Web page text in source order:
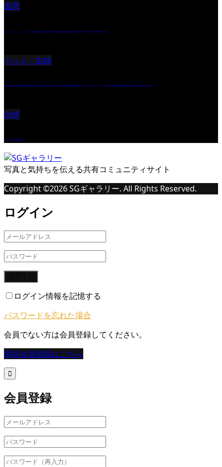
風景
ペット・生物
自然
写真と気持ちを伝える共有コミュニティサイト
Copyright ©2026SGギャラリー. All Rights Reserved.
ログイン
ログイン情報を記憶する
パスワードを忘れた場合
会員でない方は会員登録してください。
新規会員登録はこちら

会員登録